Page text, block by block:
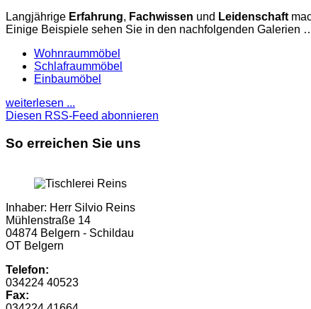
Langjährige Erfahrung, Fachwissen und Leidenschaft
Einige Beispiele sehen Sie in den nachfolgenden Galerien
Wohnraummöbel
Schlafraummöbel
Einbaumöbel
weiterlesen ...
Diesen RSS-Feed abonnieren
So erreichen Sie uns
Inhaber: Herr Silvio Reins
Mühlenstraße 14
04874 Belgern - Schildau
OT Belgern
Telefon:
034224 40523
Fax: